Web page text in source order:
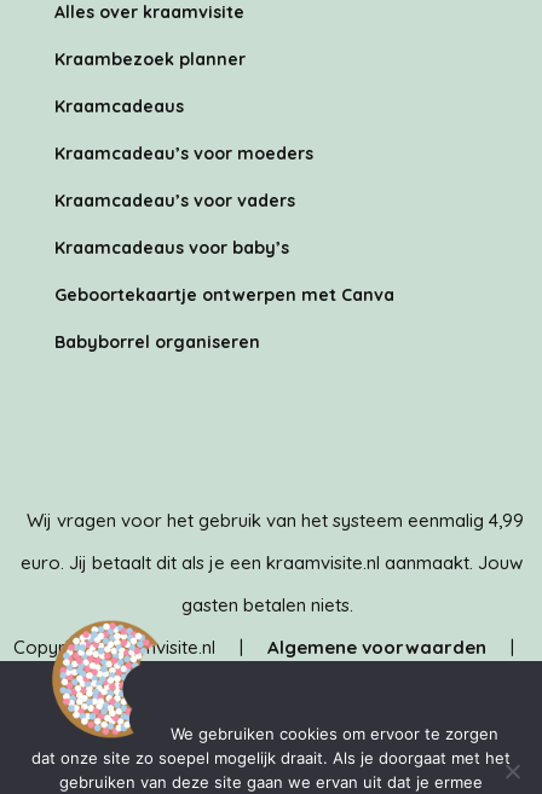
Alles over kraamvisite
Kraambezoek planner
Kraamcadeaus
Kraamcadeau’s voor moeders
Kraamcadeau’s voor vaders
Kraamcadeaus voor baby’s
Geboortekaartje ontwerpen met Canva
Babyborrel organiseren
Wij vragen voor het gebruik van het systeem eenmalig 4,99
euro. Jij betaalt dit als je een kraamvisite.nl aanmaakt. Jouw
gasten betalen niets.
Copyright Kraamvisite.nl | Algemene voorwaarden
Privacybeleid
vanMediaMere&TechMere
We gebruiken cookies om ervoor te zorgen
dat onze site zo soepel mogelijk draait. Als je doorgaat met het
gebruiken van deze site gaan we ervan uit dat je ermee